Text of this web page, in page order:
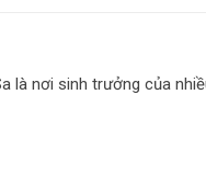
là nơi sinh trưởng của